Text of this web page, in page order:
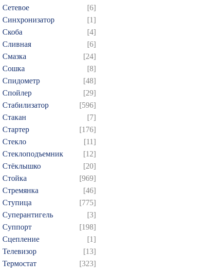
Сетевое
[6]
Синхронизатор
[1]
Скоба
[4]
Сливная
[6]
Смазка
[24]
Сошка
[8]
Спидометр
[48]
Спойлер
[29]
Стабилизатор
[596]
Стакан
[7]
Стартер
[176]
Стекло
[11]
Стеклоподъемник
[12]
Стёклышко
[20]
Стойка
[969]
Стремянка
[46]
Ступица
[775]
Суперантигель
[3]
Суппорт
[198]
Сцепление
[1]
Телевизор
[13]
Термостат
[323]